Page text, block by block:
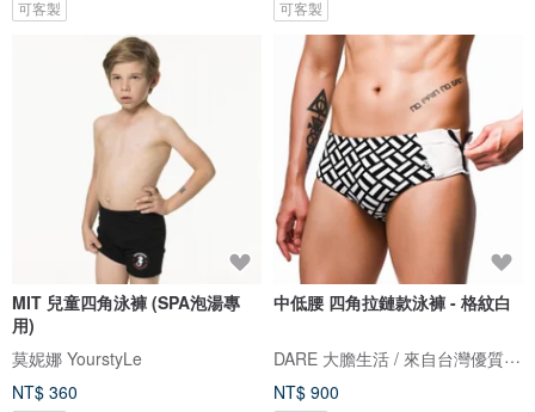
可客製 可客製
MIT 兒童四角泳褲 (SPA泡湯專
用)
莫妮娜 YourstyLe
NT$ 360
中低腰 四角拉鏈款泳褲 - 格紋白
DARE 大膽生活 / 來自台灣優質男性內著
NT$ 900